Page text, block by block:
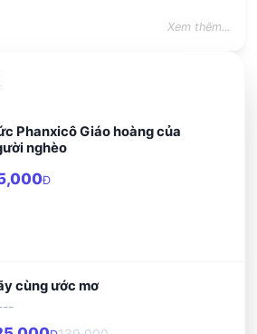
Xem thêm...
Phanxicô Giáo hoàng của
nghèo
Đ
cùng ước mơ